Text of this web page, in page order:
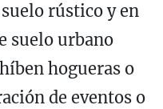
rústico y en
suelo urbano
hogueras o
de eventos o